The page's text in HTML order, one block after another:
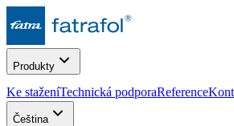
Produkty
Ke staženíTechnická podporaReference
Čeština